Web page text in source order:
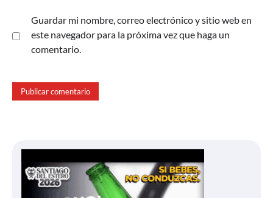
Guardar mi nombre, correo electrónico y sitio web en
este navegador para la próxima vez que haga un
comentario.